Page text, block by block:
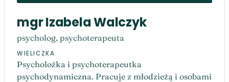
mgr Izabela Walczyk
psycholog, psychoterapeuta
WIELICZKA
Psycholożka i psychoterapeutka
psychodynamiczna. Pracuje z młodzieżą i osobami